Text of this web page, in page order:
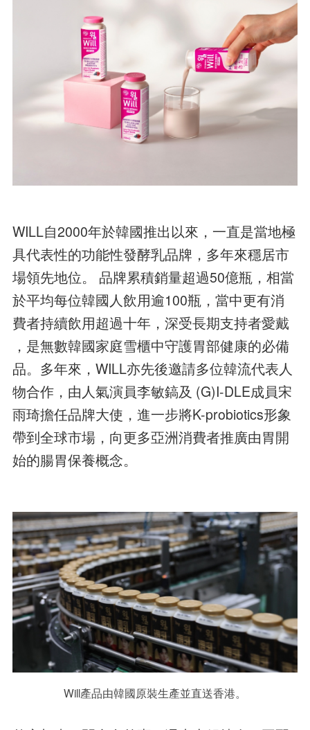
WILL自2000年於韓國推出以來，一直是當地極
具代表性的功能性發酵乳品牌，多年來穩居市
場領先地位。 品牌累積銷量超過50億瓶，相當
於平均每位韓國人飲用逾100瓶，當中更有消
費者持續飲用超過十年，深受長期支持者愛戴
，是無數韓國家庭雪櫃中守護胃部健康的必備
品。多年來，WILL亦先後邀請多位韓流代表人
物合作，由人氣演員李敏鎬及 (G)I-DLE成員宋
雨琦擔任品牌大使，進一步將K-probiotics形象
帶到全球市場，向更多亞洲消費者推廣由胃開
始的腸胃保養概念。
Will產品由韓國原裝生產並直送香港。